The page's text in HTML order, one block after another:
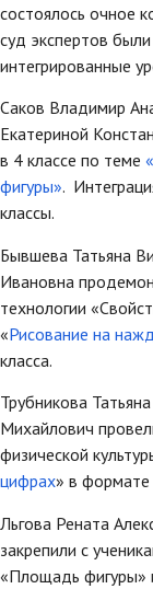
состоялось очное
суд экспертов
интегрированные
Саков Владимир
Екатериной
в 4 классе по теме
фигуры».
классы.
Бывшева Татьяна
Ивановна
технологии
«Рисование на
класса.
Трубникова
Михайлович
физической
цифрах» в формате
Льгова Рената
закрепили с
«Площадь фигуры»